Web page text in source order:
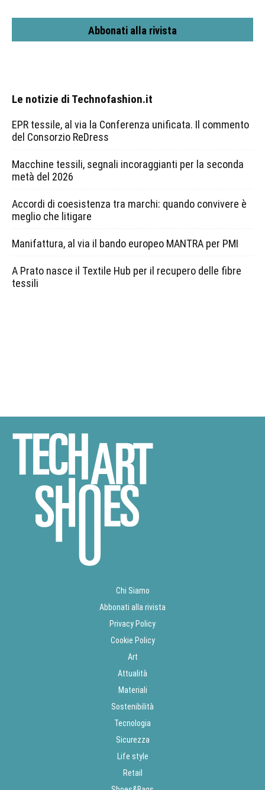
Abbonati alla rivista
Le notizie di Technofashion.it
EPR tessile, al via la Conferenza unificata. Il commento
del Consorzio ReDress
Macchine tessili, segnali incoraggianti per la seconda
metà del 2026
Accordi di coesistenza tra marchi: quando convivere è
meglio che litigare
Manifattura, al via il bando europeo MANTRA per PMI
A Prato nasce il Textile Hub per il recupero delle fibre
tessili
Chi Siamo
Abbonati alla rivista
Privacy Policy
Cookie Policy
Art
Attualità
Materiali
Sostenibilità
Tecnologia
Sicurezza
Life style
Retail